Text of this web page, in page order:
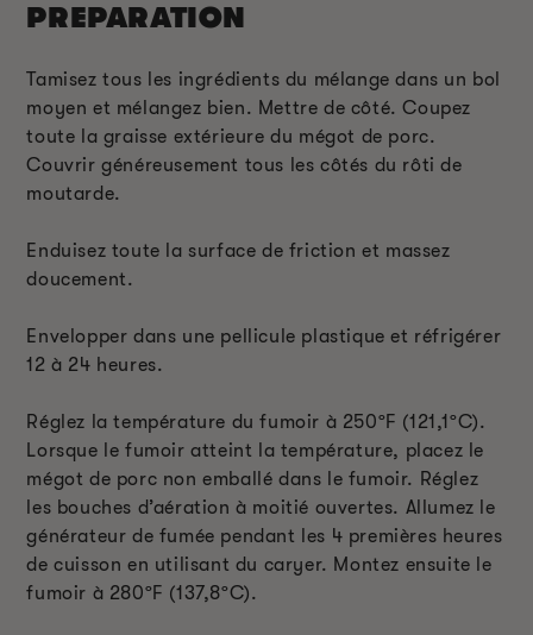
PREPARATION
Tamisez tous les ingrédients du mélange dans un bol
moyen et mélangez bien. Mettre de côté. Coupez
toute la graisse extérieure du mégot de porc.
Couvrir généreusement tous les côtés du rôti de
moutarde.
Enduisez toute la surface de friction et massez
doucement.
Envelopper dans une pellicule plastique et réfrigérer
12 à 24 heures.
Réglez la température du fumoir à 250ºF (121,1ºC).
Lorsque le fumoir atteint la température, placez le
mégot de porc non emballé dans le fumoir. Réglez
les bouches d’aération à moitié ouvertes. Allumez le
générateur de fumée pendant les 4 premières heures
de cuisson en utilisant du caryer. Montez ensuite le
fumoir à 280ºF (137,8ºC).